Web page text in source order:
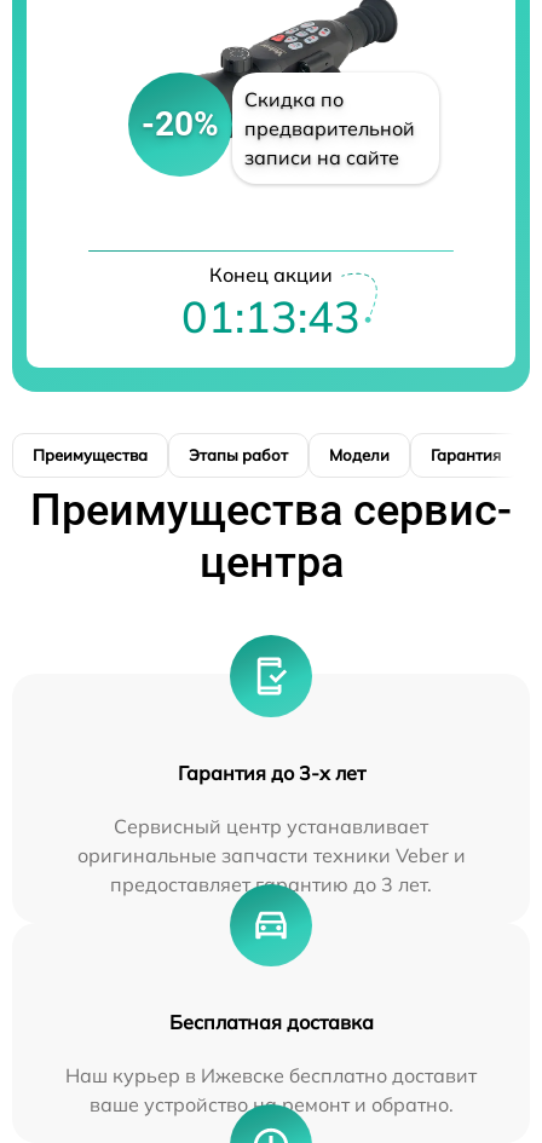
-20%
Скидка по
предварительной
записи на сайте
Конец акции
01:13:42
Преимущества Этапы работ Модели Гарантия
Преимущества сервис-
центра
Гарантия до 3-х лет
Сервисный центр устанавливает
оригинальные запчасти техники Veber и
предоставляет гарантию до 3 лет.
Бесплатная доставка
Наш курьер в Ижевске бесплатно доставит
ваше устройство на ремонт и обратно.